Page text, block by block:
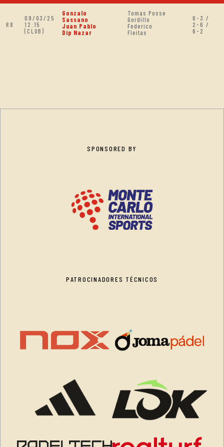
R8
09/03/25
12:15
(CLUB)
Gonzalo
Sassano
Juan Pablo
Dip Nazar
Tomas Posse
Gordillo
Federico
Fleitas
6-3 /
2-6 /
6-2
SPONSORED BY
PATROCINADORES TÉCNICOS